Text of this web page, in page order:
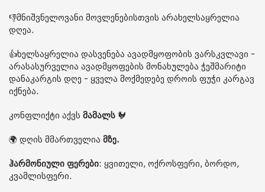
👎მნიშვნელოვანი მოვლენებისთვის არახელსაყრელია
დღეა.
👍ხელსაყრელია დასვენება ავადმყოფობის ვარსკვლავი -
არასასურველია ავადმყოფების მონახულება ჭეშმარიტი
დანაკარგის დღე - ყველა მოქმედებე დროის ფუჭი კარგავ
იქნება.
კონფლიქტი აქვს მამალს 🐓
🌍 დღის მმართველია მზე.
ჰარმონიული ფერები: ყვითელი, ოქროსფერი, ბორდო,
კვამლისფერი.